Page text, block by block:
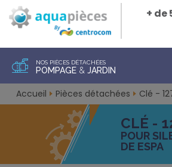
+ de
NOS PIÈCES DÉTACHÉES
POMPAGE & JARDIN
Accueil Pièces détachées Clé -
CLÉ -
POUR
DE ESPA